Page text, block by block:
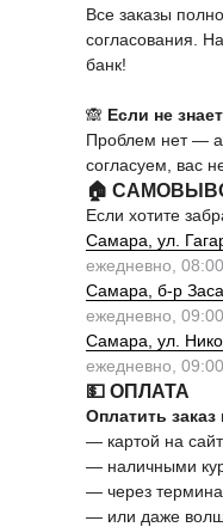
Все заказы
согласования.
банк!
🙈 Если не
Проблем нет —
согласуем, вас
🏠
Если хотите
Самара, ул.
ежедневно,
Самара, б-р
ежедневно,
Самара, ул.
ежедневно,
💵 ОПЛАТА
Оплатить заказ
— картой на
— наличными
— через
— или даже